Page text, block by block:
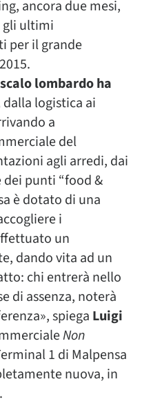
ancora due mesi,
gli ultimi
per il grande
lombardo ha
dalla logistica ai
a
del
agli arredi, dai
punti “food &
è dotato di una
i
un
dando vita ad un
chi entrerà nello
di assenza, noterà
spiega Luigi
Non
1 di Malpensa
nuova, in